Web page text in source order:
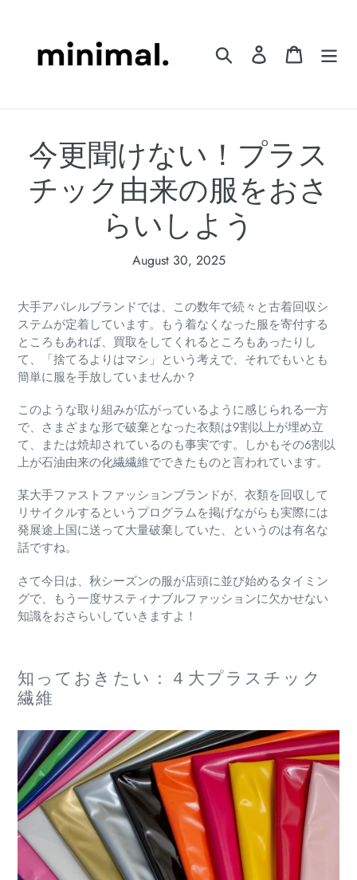
content
Search Log in Cart
今更聞けない！プラス
チック由来の服をおさ
らいしよう
August 30, 2025
大手アパレルブランドでは、この数年で続々と古着回収シ
ステムが定着しています。もう着なくなった服を寄付する
ところもあれば、買取をしてくれるところもあったりし
て、「捨てるよりはマシ」という考えで、それでもいとも
簡単に服を手放していませんか？
このような取り組みが広がっているように感じられる一方
で、さまざまな形で破棄となった衣類は9割以上が埋め立
て、または焼却されているのも事実です。しかもその6割以
上が石油由来の化繊繊維でできたものと言われています。
某大手ファストファッションブランドが、衣類を回収して
リサイクルするというプログラムを掲げながらも実際には
発展途上国に送って大量破棄していた、というのは有名な
話ですね。
さて今日は、秋シーズンの服が店頭に並び始めるタイミン
グで、もう一度サスティナブルファッションに欠かせない
知識をおさらいしていきますよ！
知っておきたい：４大プラスチック
繊維